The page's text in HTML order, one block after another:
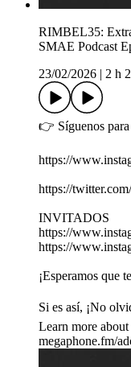
RIMBEL35:
SMAE Podcast
23/02/2026
2 h
👉 Síguenos
https://
https://
INVITADOS
https://
https://
¡Esperamos que
Si es así, ¡No
Learn more
megaphone.fm/